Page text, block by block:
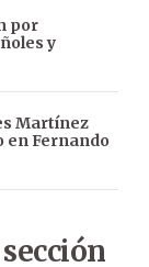
por
y
Martínez
en Fernando